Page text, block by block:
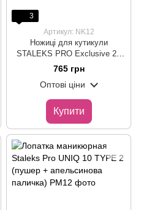
3
Артикул: NK12
Ножиці для кутикули
STALEKS PRO Exclusive 22
Type 1, 24.5 мм
765 грн
Оптові ціни
Купити